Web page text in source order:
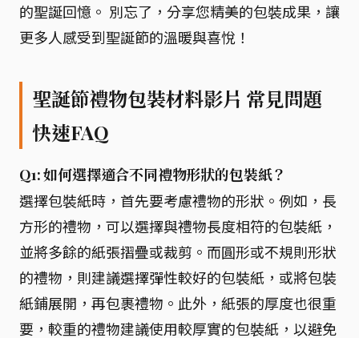
的聖誕回憶。 別忘了，分享您精美的包裝成果，讓
更多人感受到聖誕節的溫暖與喜悅！
聖誕節禮物包裝材料影片 常見問題
快速FAQ
Q1: 如何選擇適合不同禮物形狀的包裝紙？
選擇包裝紙時，首先要考慮禮物的形狀。例如，長
方形的禮物，可以選擇與禮物長度相符的包裝紙，
並將多餘的紙張摺疊或裁剪。而圓形或不規則形狀
的禮物，則建議選擇彈性較好的包裝紙，或將包裝
紙鋪展開，再包裹禮物。此外，紙張的厚度也很重
要，較重的禮物建議使用較厚實的包裝紙，以避免